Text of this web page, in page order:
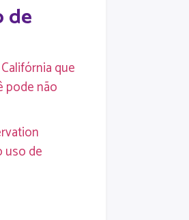
de
que
pode não
uso de